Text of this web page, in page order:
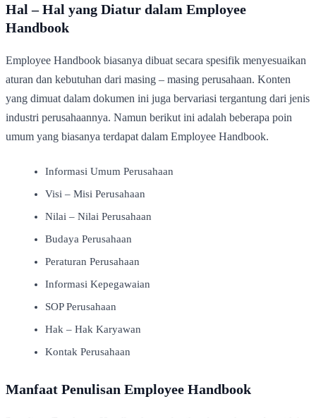
Hal – Hal yang Diatur dalam Employee
Handbook
Employee Handbook biasanya dibuat secara spesifik menyesuaikan
aturan dan kebutuhan dari masing – masing perusahaan. Konten
yang dimuat dalam dokumen ini juga bervariasi tergantung dari jenis
industri perusahaannya. Namun berikut ini adalah beberapa poin
umum yang biasanya terdapat dalam Employee Handbook.
Informasi Umum Perusahaan
Visi – Misi Perusahaan
Nilai – Nilai Perusahaan
Budaya Perusahaan
Peraturan Perusahaan
Informasi Kepegawaian
SOP Perusahaan
Hak – Hak Karyawan
Kontak Perusahaan
Manfaat Penulisan Employee Handbook